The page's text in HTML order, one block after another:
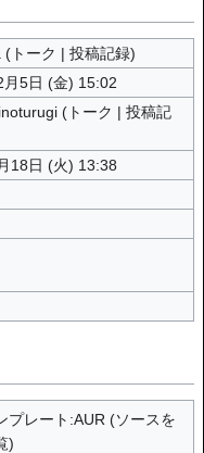
(トーク | 投稿記録)
5日 (金) 15:02
(トーク | 投稿記
18日 (火) 13:38
プレート:AUR (ソースを
)